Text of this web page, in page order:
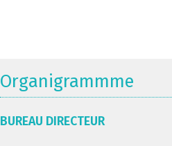
Organigrammme
BUREAU DIRECTEUR